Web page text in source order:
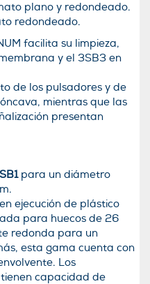
plano y redondeado.
redondeado.
facilita su limpieza,
y el 3SB3 en
de los pulsadores y de
mientras que las
presentan
para un diámetro
en ejecución de plástico
para huecos de 26
redonda para un
esta gama cuenta con
Los
tienen capacidad de